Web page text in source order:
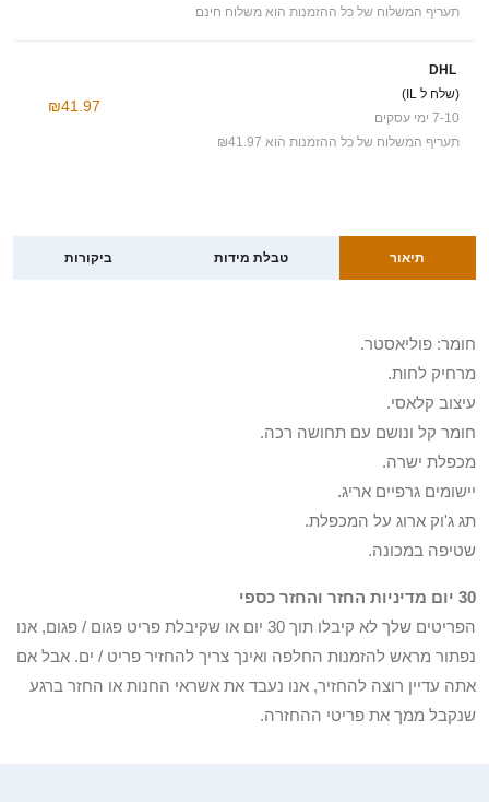
תעריף המשלוח של כל ההזמנות הוא משלוח חינם
DHL
(שלח ל IL)
7-10 ימי עסקים
תעריף המשלוח של כל ההזמנות הוא ₪41.97
₪41.97
תיאור טבלת מידות ביקורות
חומר: פוליאסטר.
מרחיק לחות.
עיצוב קלאסי.
חומר קל ונושם עם תחושה רכה.
מכפלת ישרה.
יישומים גרפיים אריג.
תג ג'וק ארוג על המכפלת.
שטיפה במכונה.
30 יום מדיניות החזר והחזר כספי
הפריטים שלך לא קיבלו תוך 30 יום או שקיבלת פריט פגום / פגום, אנו
נפתור מראש להזמנות החלפה ואינך צריך להחזיר פריט / ים. אבל אם
אתה עדיין רוצה להחזיר, אנו נעבד את אשראי החנות או החזר ברגע
שנקבל ממך את פריטי ההחזרה.